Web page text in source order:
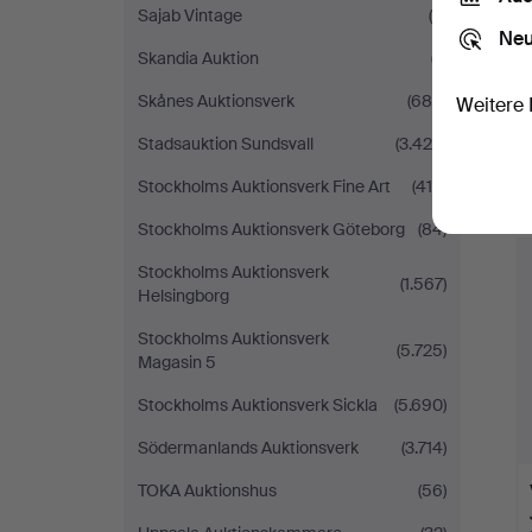
Sajab Vintage
(5)
Skandia Auktion
(7)
Skånes Auktionsverk
(680)
Stadsauktion Sundsvall
(3.426)
Stockholms Auktionsverk Fine Art
(414)
Stockholms Auktionsverk Göteborg
(84)
Stockholms Auktionsverk
Helsingborg
(1.567)
Stockholms Auktionsverk
Magasin 5
(5.725)
Stockholms Auktionsverk Sickla
(5.690)
Södermanlands Auktionsverk
(3.714)
TOKA Auktionshus
(56)
Weitere